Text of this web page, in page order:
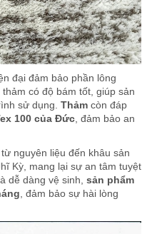
đại đảm bảo phần lông
có độ bám tốt, giúp sản
sử dụng. Thảm còn đáp
100 của Đức , đảm bảo an
nguyên liệu đến khâu sản
Kỳ, mang lại sự an tâm tuyệt
dễ dàng vệ sinh, sản phẩm
, đảm bảo sự hài lòng